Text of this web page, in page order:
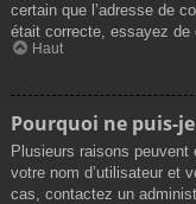
certain que l’adresse de
était correcte, essayez de
Haut
Pourquoi ne puis-
Plusieurs raisons
votre nom d’utilisateur et
cas, contactez un